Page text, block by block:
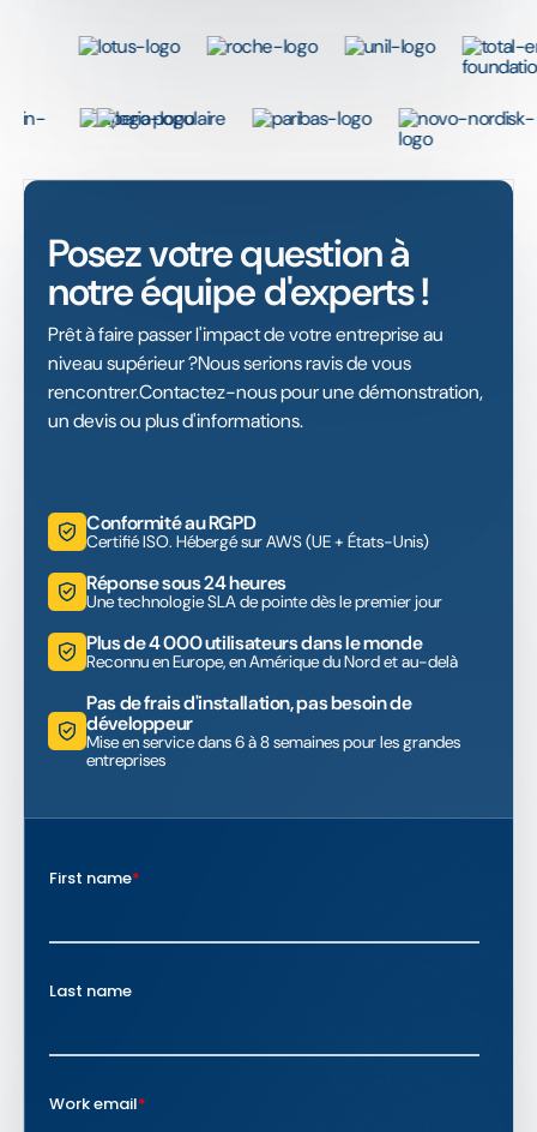
Posez votre question à
notre équipe d'experts !
Prêt à faire passer l'impact de votre entreprise au
niveau supérieur ?Nous serions ravis de vous
rencontrer.Contactez-nous pour une démonstration,
un devis ou plus d'informations.
Conformité au RGPD
Certifié ISO. Hébergé sur AWS (UE + États-Unis)
Réponse sous 24 heures
Une technologie SLA de pointe dès le premier jour
Plus de 4 000 utilisateurs dans le monde
Reconnu en Europe, en Amérique du Nord et au-delà
Pas de frais d'installation, pas besoin de
développeur
Mise en service dans 6 à 8 semaines pour les grandes
entreprises